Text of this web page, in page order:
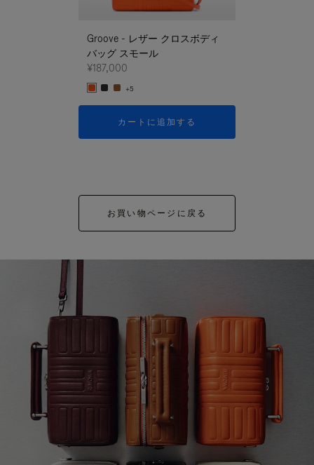
Groove - レザー クロスボディ
バッグ スモール
¥187,000
+5
カートに追加する
お買い物ページに戻る